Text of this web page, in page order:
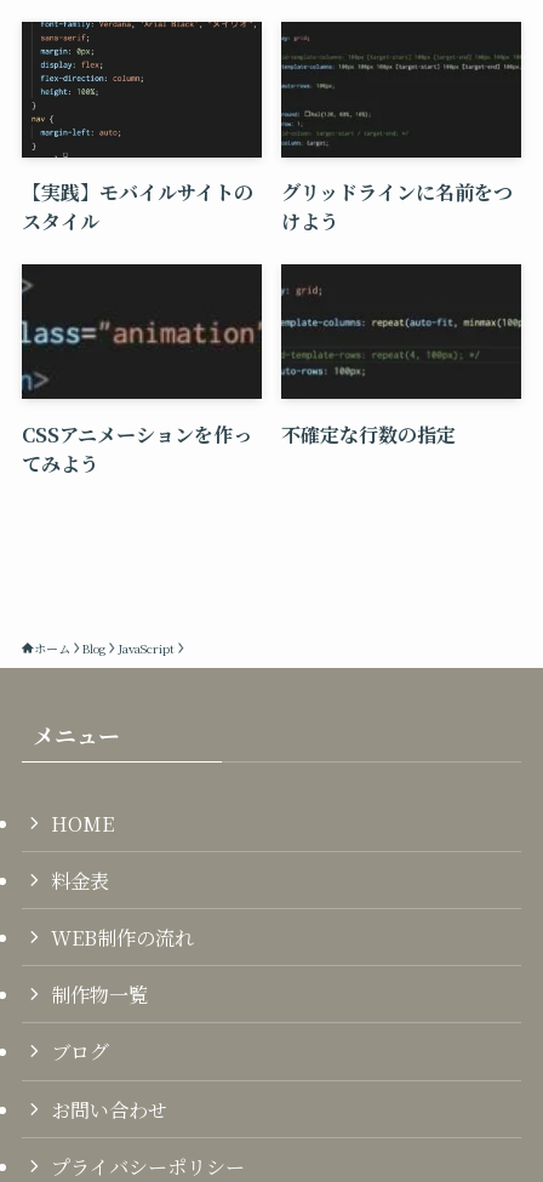
【実践】モバイルサイトの
スタイル
グリッドラインに名前をつ
けよう
CSSアニメーションを作っ
てみよう
不確定な行数の指定
ホーム Blog JavaScript
メニュー
HOME
料金表
WEB制作の流れ
制作物一覧
ブログ
お問い合わせ
プライバシーポリシー